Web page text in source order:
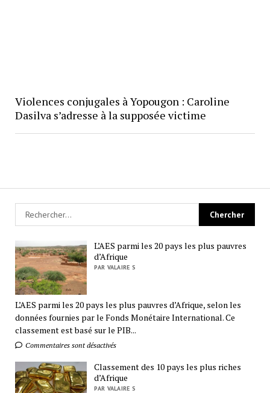
Violences conjugales à Yopougon : Caroline
Dasilva s’adresse à la supposée victime
L’AES parmi les 20 pays les plus pauvres
d’Afrique
PAR VALAIRE S
L’AES parmi les 20 pays les plus pauvres d’Afrique, selon les
données fournies par le Fonds Monétaire International. Ce
classement est basé sur le PIB...
Commentaires sont désactivés
Classement des 10 pays les plus riches
d’Afrique
PAR VALAIRE S